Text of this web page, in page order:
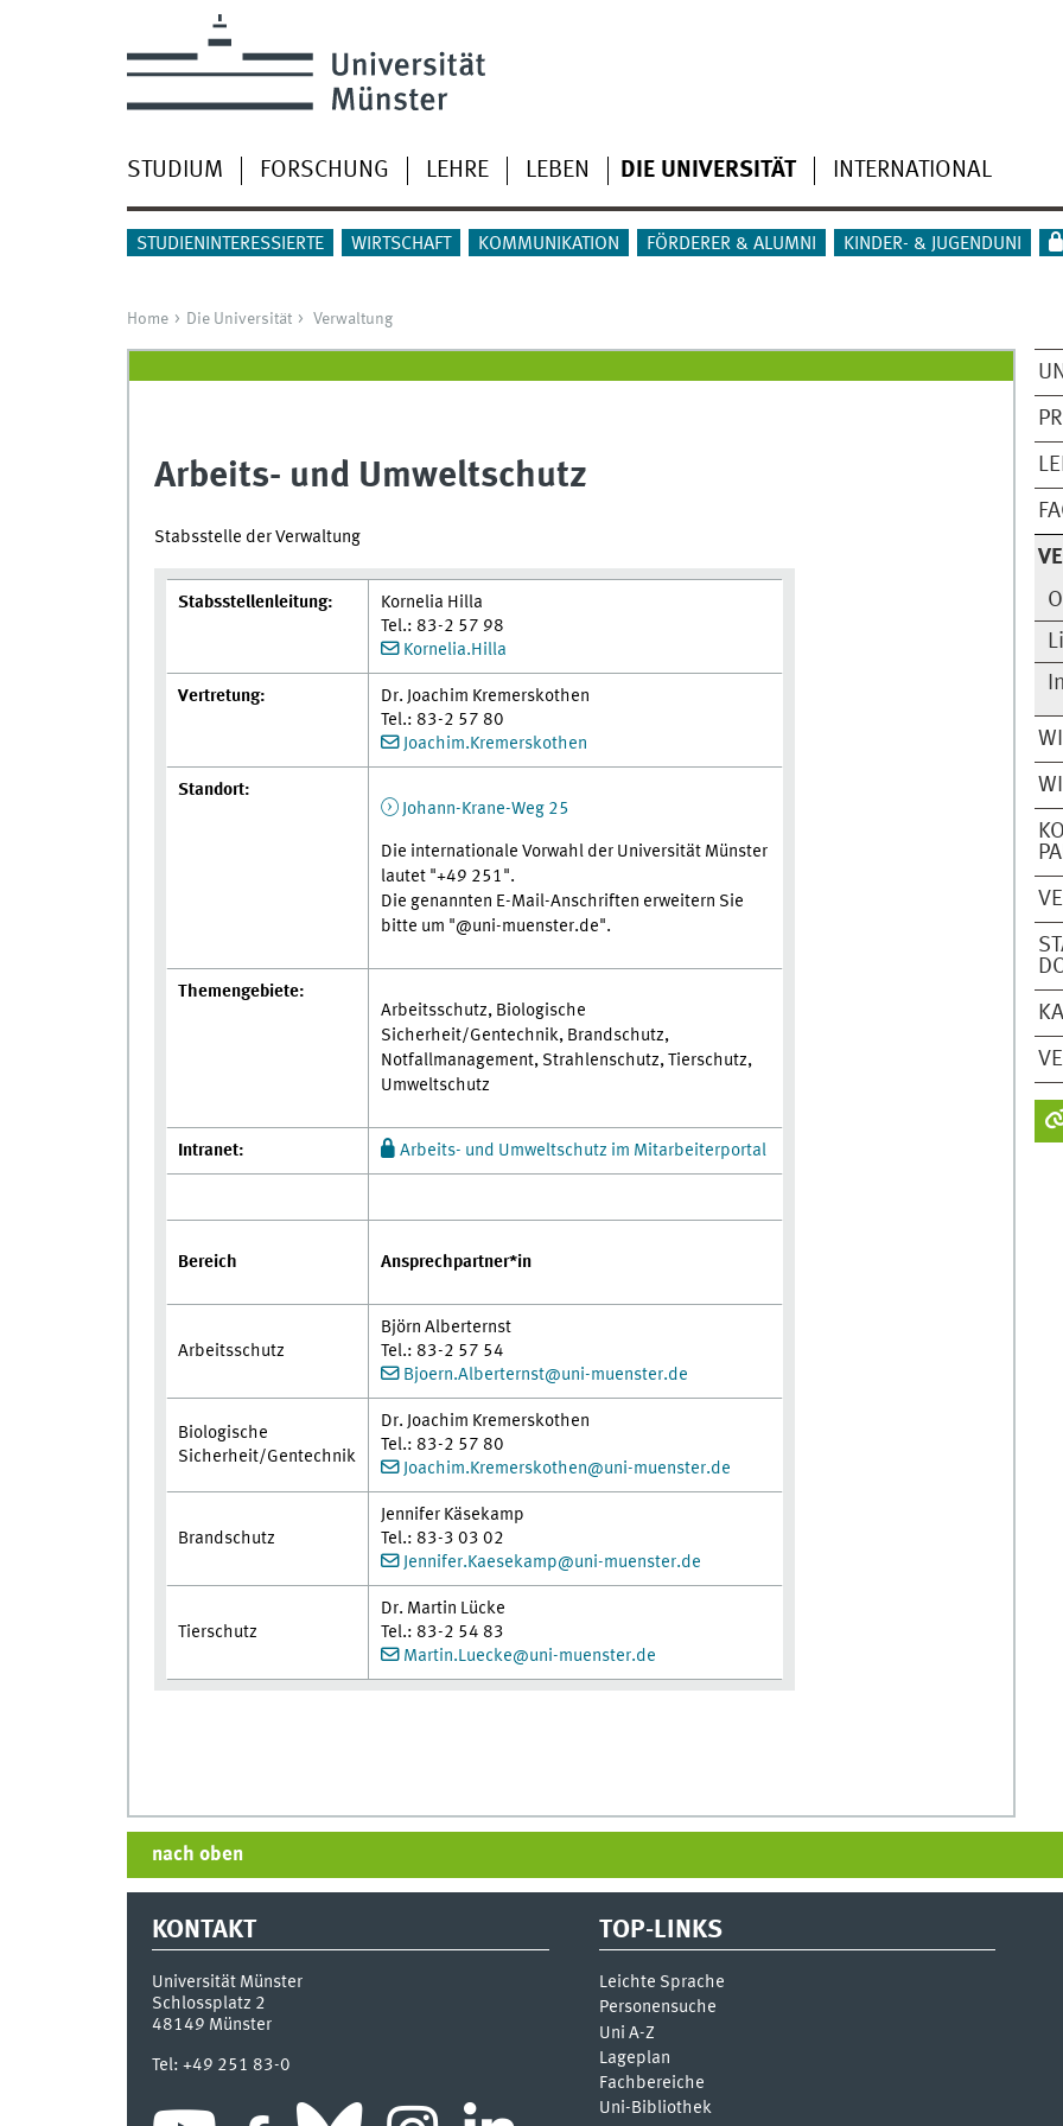
STUDIUM FORSCHUNG LEHRE LEBEN DIE UNIVERSITÄT INTERNATIONAL
STUDIENINTERESSIERTE WIRTSCHAFT KOMMUNIKATION FÖRDERER & ALUMNI KINDER- & JUGENDUNI
Home Die Universität Verwaltung
Arbeits- und Umweltschutz
Stabsstelle der Verwaltung
Stabsstellenleitung:
Kornelia Hilla
Tel.: 83-2 57 98
Kornelia.Hilla
Vertretung:
Dr. Joachim Kremerskothen
Tel.: 83-2 57 80
Joachim.Kremerskothen
Standort:
Johann-Krane-Weg 25
Die internationale Vorwahl der Universität Münster
lautet "+49 251".
Die genannten E-Mail-Anschriften erweitern Sie
bitte um "@uni-muenster.de".
Themengebiete:
Arbeitsschutz, Biologische
Sicherheit/Gentechnik, Brandschutz,
Notfallmanagement, Strahlenschutz, Tierschutz,
Umweltschutz
Intranet: Arbeits- und Umweltschutz im Mitarbeiterportal
Bereich Ansprechpartner*in
Arbeitsschutz
Björn Alberternst
Tel.: 83-2 57 54
Bjoern.Alberternst@uni-muenster.de
Biologische
Sicherheit/Gentechnik
Dr. Joachim Kremerskothen
Tel.: 83-2 57 80
Joachim.Kremerskothen@uni-muenster.de
Brandschutz
Jennifer Käsekamp
Tel.: 83-3 03 02
Jennifer.Kaesekamp@uni-muenster.de
Tierschutz
Dr. Martin Lücke
Tel.: 83-2 54 83
Martin.Luecke@uni-muenster.de
nach oben
KONTAKT
Universität Münster
Schlossplatz 2
48149 Münster
Tel: +49 251 83-0
TOP-LINKS
Leichte Sprache
Personensuche
Uni A-Z
Lageplan
Fachbereiche
Uni-Bi­bli­o­thek